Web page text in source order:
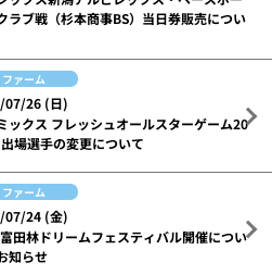
ラブ戦（杉本商事BS）当日券販売につい
ファーム
07/26 (日)
ックス フレッシュオールスターゲーム20
場選手の変更について
ファーム
07/24 (金)
田林ドリームフェスティバル開催につい
知らせ